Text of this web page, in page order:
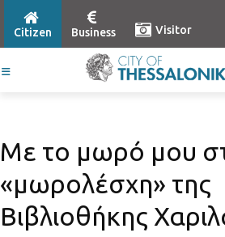
Citizen Business Visitor
Με το μωρό μου
«μωρολέσχη» της
Βιβλιοθήκης